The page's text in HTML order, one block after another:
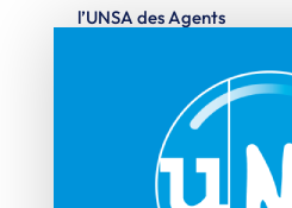
l’UNSA des Agents
Sécurité Sociale
s’est réunie en visio-
conférence le jeudi
27 Janvier 2022…